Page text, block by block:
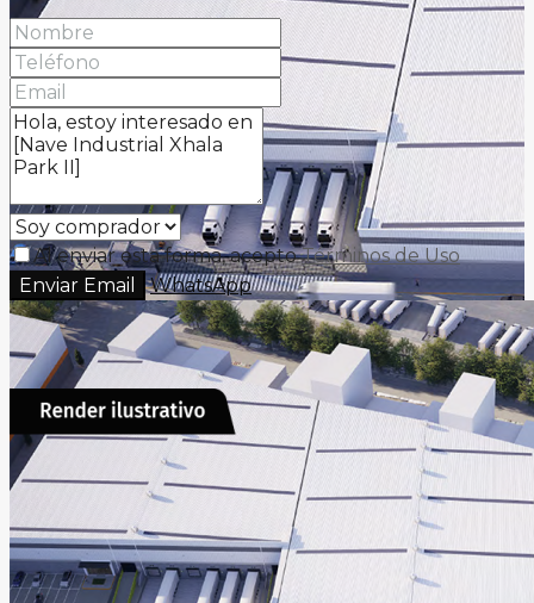
BLOG
CONTACTO
Al enviar esta forma, aceptoTérminos de Uso
Enviar Email
WhatsApp